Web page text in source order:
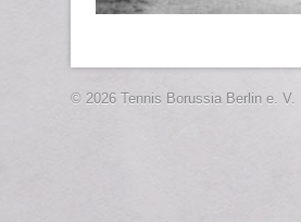
© 2026 Tennis Borussia Berlin e. V. |